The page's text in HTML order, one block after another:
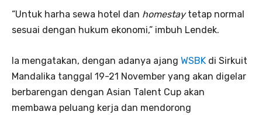
“Untuk harha sewa hotel dan homestaytetap normal
sesuai dengan hukum ekonomi,” imbuh Lendek.
Ia mengatakan, dengan adanya ajang WSBK di Sirkuit
Mandalika tanggal 19-21 November yang akan digelar
berbarengan dengan Asian Talent Cup akan
membawa peluang kerja dan mendorong